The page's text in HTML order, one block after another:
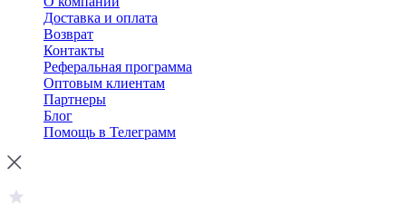
Доставка и оплата
Возврат
Контакты
Реферальная программа
Оптовым клиентам
Партнеры
Блог
Помощь в Телеграмм